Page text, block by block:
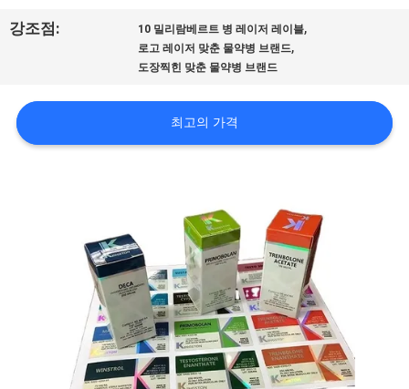
품
관
리
강조점: 10 밀리람베르트 병 레이저 레이블,
로고 레이저 맞춘 물약병 브랜드,
도장찍힌 맞춘 물약병 브랜드
최고의 가격